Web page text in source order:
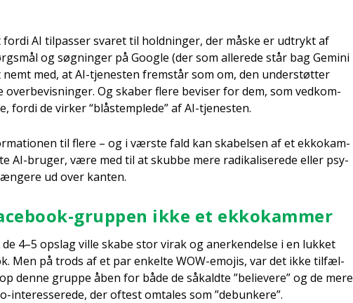
AI til­pas­ser sva­ret til hold­nin­ger, der måske er udtrykt af
og søg­nin­ger på Goog­le (der som alle­re­de står bag Gemi­ni
med, at AI-tje­ne­sten frem­står som om, den under­støt­ter
over­be­vis­nin­ger. Og ska­ber fle­re bevi­ser for dem, som ved­kom­
for­di de vir­ker “blåstemp­le­de” af AI-tje­ne­sten.
til fle­re – og i vær­ste fald kan ska­bel­sen af et ekko­kam­
AI-bru­ger, være med til at skub­be mere radi­ka­li­se­re­de eller psy­
ud over kan­ten.
grup­pen ikke et ekko­kam­mer
4–5 opslag vil­le ska­be stor virak og aner­ken­del­se i en luk­ket
Men på trods af et par enkel­te WOW-emo­jis, var det ikke til­fæl­
den­ne grup­pe åben for både de såkald­te ”belie­ve­re” og de mere
inter­es­se­re­de, der oftest omta­les som ”debun­ke­re”.